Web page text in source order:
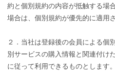
約と個別規約の内容が抵触する場
場合は、個別規約が優先的に適用
２．当社は登録後の会員による個
別サービスの購入情報と関連付け
に従って利用できるものとします。